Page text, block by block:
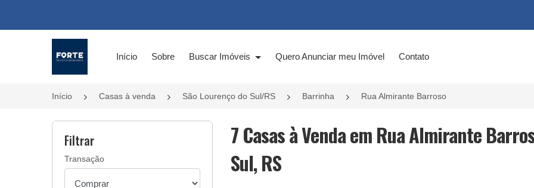
Início Sobre Buscar Imóveis Quero Anunciar meu Imóvel Contato
Início Casas à venda São Lourenço do Sul/RS Barrinha Rua Almirante Barroso
Filtrar
Transação
7 Casas à Venda em Rua Almirante
Sul, RS